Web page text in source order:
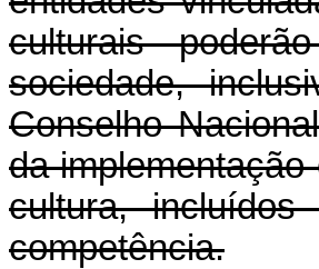
culturais
sociedade,
Conselho
da
cultura,
competência.